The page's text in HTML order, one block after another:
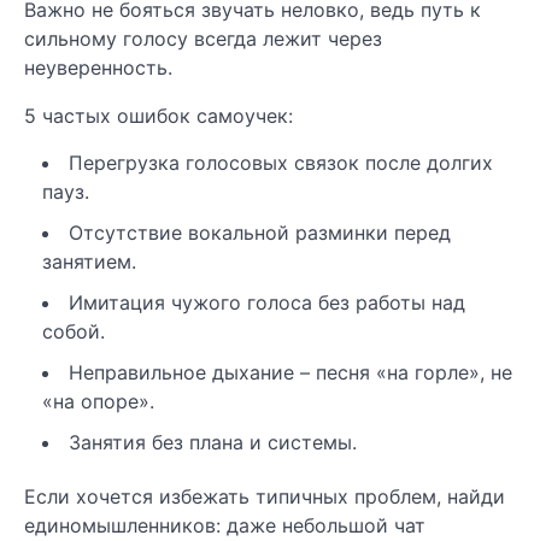
Важно не бояться звучать неловко, ведь путь к
сильному голосу всегда лежит через
неуверенность.
5 частых ошибок самоучек:
Перегрузка голосовых связок после долгих
пауз.
Отсутствие вокальной разминки перед
занятием.
Имитация чужого голоса без работы над
собой.
Неправильное дыхание – песня «на горле», не
«на опоре».
Занятия без плана и системы.
Если хочется избежать типичных проблем, найди
единомышленников: даже небольшой чат